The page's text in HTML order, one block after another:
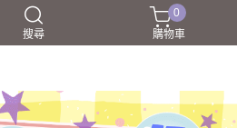
搜尋
戰鬥陀螺BEYBLADEX
0
購物車